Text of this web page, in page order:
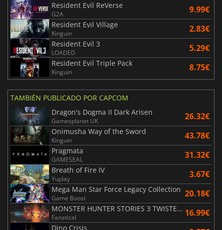
Resident Evil ReVerse
G2A 9.99€
Resident Evil Village
Kinguin 2.83€
Resident Evil 3
LOADED 5.29€
Resident Evil Triple Pack
Kinguin 8.75€
TAMBIÉN PUBLICADO POR CAPCOM
Dragon's Dogma II Dark Arisen
Gamesplanet UK 26.32€
Onimusha Way of the Sword
Kinguin 43.78€
Pragmata
GAMESEAL 31.32€
Breath of Fire IV
Yuplay 3.67€
Mega Man Star Force Legacy Collection
Game Boost 20.18€
MONSTER HUNTER STORIES 3 TWISTED REFLECTION
Fanatical 16.99€
Dino Crisis